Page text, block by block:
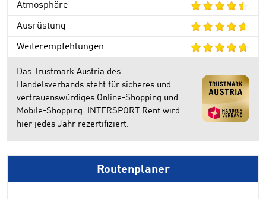
Atmosphäre
Ausrüstung
Weiterempfehlungen
Das Trustmark Austria des
Handelsverbands steht für sicheres und
vertrauenswürdiges Online-Shopping und
Mobile-Shopping. INTERSPORT Rent wird
hier jedes Jahr rezertifiziert.
Routenplaner